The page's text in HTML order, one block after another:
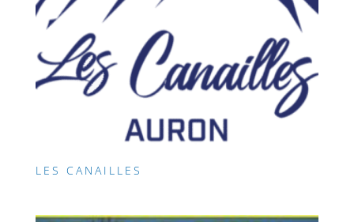
LES CANAILLES